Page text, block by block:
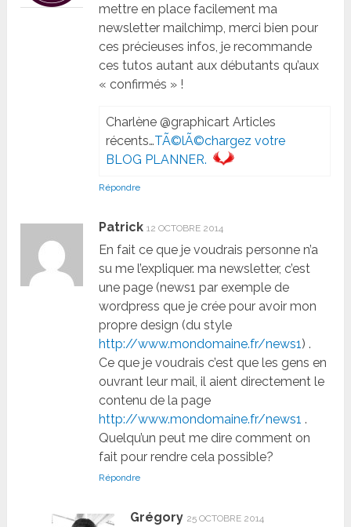
mettre en place facilement ma
newsletter mailchimp, merci bien pour
ces précieuses infos, je recommande
ces tutos autant aux débutants qu’aux
« confirmés » !
Charlène @graphicart Articles
récents…TÃ©lÃ©chargez votre
BLOG PLANNER.
Répondre
Patrick 12 OCTOBRE 2014
En fait ce que je voudrais personne n’a
su me l’expliquer. ma newsletter, c’est
une page (news1 par exemple de
wordpress que je crée pour avoir mon
propre design (du style
http://www.mondomaine.fr/news1) .
Ce que je voudrais c’est que les gens en
ouvrant leur mail, il aient directement le
contenu de la page
http://www.mondomaine.fr/news1 .
Quelqu’un peut me dire comment on
fait pour rendre cela possible?
Répondre
Grégory 25 OCTOBRE 2014